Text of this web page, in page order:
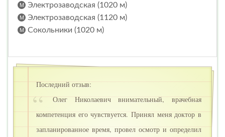
Электрозаводская (1020 м)
Электрозаводская (1120 м)
Сокольники (1020 м)
Последний отзыв:
Олег Николаевич внимательный, врачебная
компетенция его чувствуется. Принял меня доктор в
запланированное время, провел осмотр и определил